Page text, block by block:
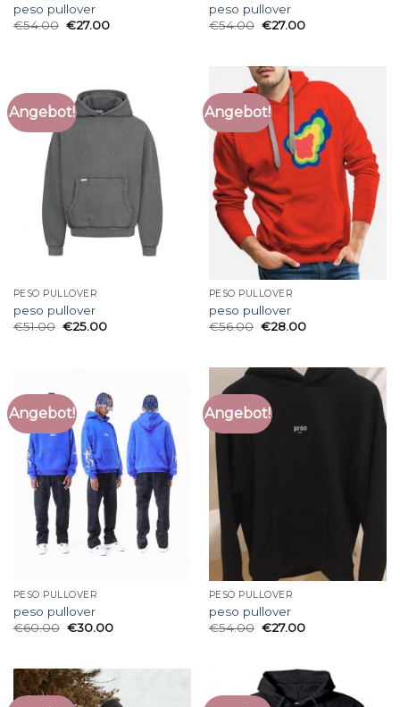
peso pullover
€54.00 €27.00
peso pullover
€54.00 €27.00
Angebot!
PESO PULLOVER
peso pullover
€51.00 €25.00
Angebot!
PESO PULLOVER
peso pullover
€56.00 €28.00
Angebot!
PESO PULLOVER
peso pullover
€60.00 €30.00
Angebot!
PESO PULLOVER
peso pullover
€54.00 €27.00